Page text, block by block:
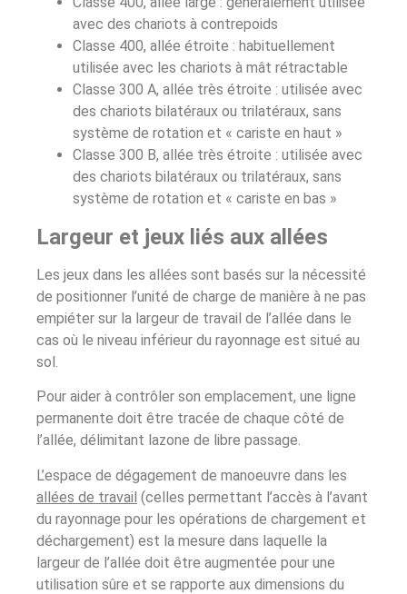
avec des chariots à contrepoids
Classe 400, allée étroite : habituellement
utilisée avec les chariots à mât rétractable
Classe 300 A, allée très étroite : utilisée avec
des chariots bilatéraux ou trilatéraux, sans
système de rotation et « cariste en haut »
Classe 300 B, allée très étroite : utilisée avec
des chariots bilatéraux ou trilatéraux, sans
système de rotation et « cariste en bas »
Largeur et jeux liés aux allées
Les jeux dans les allées sont basés sur la nécessité
de positionner l’unité de charge de manière à ne pas
empiéter sur la largeur de travail de l’allée dans le
cas où le niveau inférieur du rayonnage est situé au
sol.
Pour aider à contrôler son emplacement, une ligne
permanente doit être tracée de chaque côté de
l’allée, délimitant lazone de libre passage.
L’espace de dégagement de manoeuvre dans les
allées de travail (celles permettant l’accès à l’avant
du rayonnage pour les opérations de chargement et
déchargement) est la mesure dans laquelle la
largeur de l’allée doit être augmentée pour une
utilisation sûre et se rapporte aux dimensions du